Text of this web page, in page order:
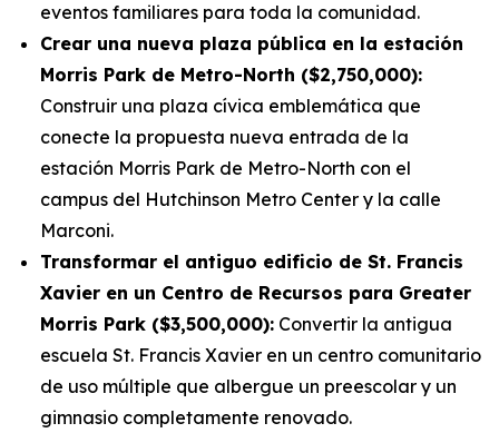
eventos familiares para toda la comunidad.
Crear una nueva plaza pública en la estación
Morris Park de Metro-North ($2,750,000):
Construir una plaza cívica emblemática que
conecte la propuesta nueva entrada de la
estación Morris Park de Metro-North con el
campus del Hutchinson Metro Center y la calle
Marconi.
Transformar el antiguo edificio de St. Francis
Xavier en un Centro de Recursos para Greater
Morris Park ($3,500,000): Convertir la antigua
escuela St. Francis Xavier en un centro comunitario
de uso múltiple que albergue un preescolar y un
gimnasio completamente renovado.